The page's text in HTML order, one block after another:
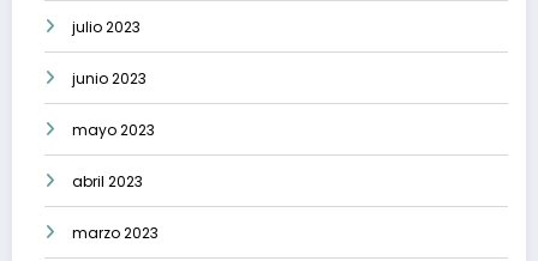
julio 2023
junio 2023
mayo 2023
abril 2023
marzo 2023